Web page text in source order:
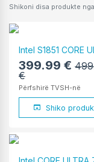
Shikoni disa produkte
Intel S1851 CORE
5 245K BOX
399.99 €
€
Përfshirë TVSH-në
Shiko